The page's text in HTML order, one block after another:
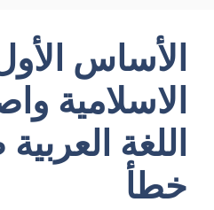
الأساس
الاسلامية
اللغة
خطأ